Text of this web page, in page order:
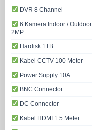
DVR 8 Channel
6 Kamera Indoor / Outdoor
2MP
Hardisk 1TB
Kabel CCTV 100 Meter
Power Supply 10A
BNC Connector
DC Connector
Kabel HDMI 1.5 Meter